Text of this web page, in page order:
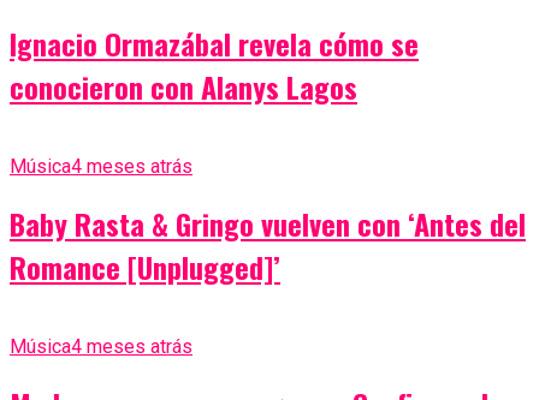
Ignacio Ormazábal revela cómo se
conocieron con Alanys Lagos
Música4 meses atrás
Baby Rasta & Gringo vuelven con ‘Antes del
Romance [Unplugged]’
Música4 meses atrás